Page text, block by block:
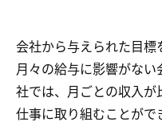
会社から与えられた目標
月々の給与に影響がな
社では、月ごとの収入が
仕事に取り組むことがで